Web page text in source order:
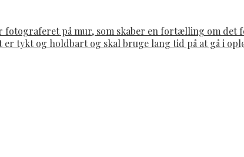
på mur, som skaber en fortælling om det
tykt og holdbart og skal bruge lang tid på at gå i